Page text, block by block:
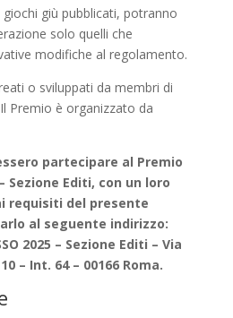
giù pubblicati, potranno
solo quelli che
modifiche al regolamento.
o sviluppati da membri di
Premio è organizzato da
partecipare al Premio
Sezione Editi, con un loro
requisiti del presente
al seguente indirizzo:
2025 – Sezione Editi – Via
– Int. 64 – 00166 Roma.